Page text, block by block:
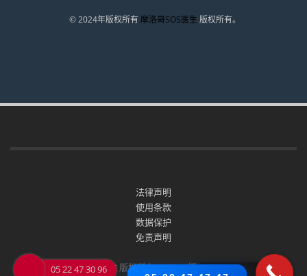
05 22 47 30 96
© 2024年版权所有摩洛哥SOS医生 版权所有。
法律声明
使用条款
数据保护
免责声明
© 2026摩洛哥SOS医生 版权所有 - CNDP 授权号 A-PO-1256/2024